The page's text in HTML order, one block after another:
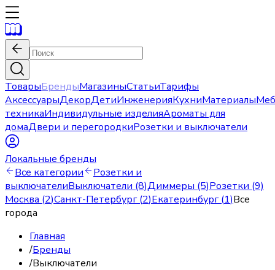
ТоварыБрендыМагазиныСтатьиТарифы
АксессуарыДекорДетиИнженерияКухниМатериалы
техникаИндивидульные изделияАроматы для
домаДвери и перегородкиРозетки и выключатели
Локальные бренды
Все категории
Розетки и
выключателиВыключатели (8)Диммеры (5)Розетки (9)
Москва (2)Санкт-Петербург(2)Екатеринбург(1)Все
города
Главная
/Бренды
/Выключатели